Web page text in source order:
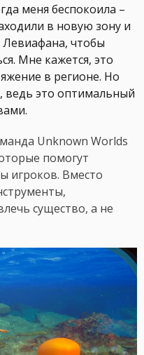
меня беспокоила –
в новую зону и
Левиафана, чтобы
Мне кажется, это
в регионе. Но
ведь это оптимальный
Unknown Worlds
помогут
игроков. Вместо
существо, а не